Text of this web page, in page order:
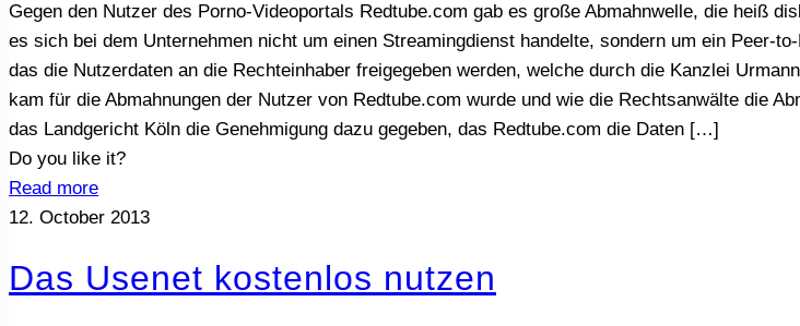
Gegen den Nutzer des Porno-Videoportals Redtube.com gab es große Abmahnwelle, die heiß
es sich bei dem Unternehmen nicht um einen Streamingdienst handelte, sondern um ein Peer-
das die Nutzerdaten an die Rechteinhaber freigegeben werden, welche durch die Kanzlei
kam für die Abmahnungen der Nutzer von Redtube.com wurde und wie die Rechtsanwälte die
das Landgericht Köln die Genehmigung dazu gegeben, das Redtube.com die Daten […]
Do you like it?
Read more
12. October 2013
Das Usenet kostenlos nutzen